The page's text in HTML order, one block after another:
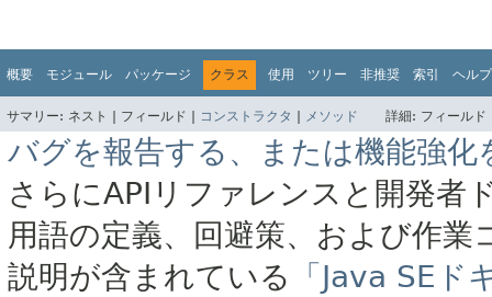
概要 モジュール パッケージ クラス 使用 ツリー 非推奨 索引 ヘルプ
サマリー: ネスト | フィールド | コンストラクタ メソッド 詳細: フィール
バグを報告する、または機能強化
さらにAPIリファレンスと開発者
用語の定義、回避策、および作
説明が含まれている
「Java SE